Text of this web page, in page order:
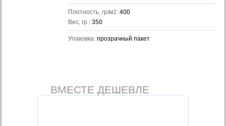
Плотность, гр/м2: 400
Вес, гр.: 350
Упаковка: прозрачный пакет
ВМЕСТЕ ДЕШЕВЛЕ